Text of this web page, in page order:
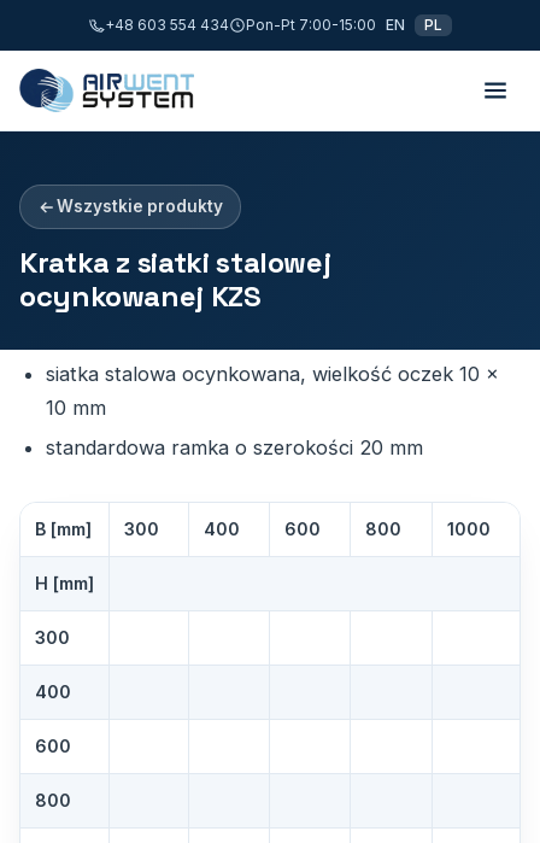
+48 603 554 434 Pon-Pt 7:00-15:00 EN PL
Wszystkie produkty
Kratka z siatki stalowej
ocynkowanej KZS
siatka stalowa ocynkowana, wielkość oczek 10 x
10 mm
standardowa ramka o szerokości 20 mm
B [mm] 300 400 600 800 1000
H [mm]
300
400
600
800